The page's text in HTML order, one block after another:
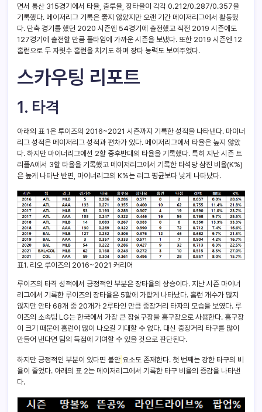
면서 통산 315경기에서 타율, 출루율, 장타율이 각각 0.212/0.287/0.357을
기록했다. 메이저리그 기록은 좋지 않았지만 오랜 기간 메이저리그에서 활동했
다. 단축 경기를 했던 2020 시즌엔 54경기에 출전했고 직전 2019 시즌에도
127경기에 출전할 만큼 풀타임에 가까운 시즌을 보냈다. 또한 2019 시즌엔 12
홈런으로 두 자릿수 홈런을 치기도 하며 장타 능력도 보여주었다.
스카우팅 리포트
1. 타격
아래의 표 1은 루이즈의 2016~2021 시즌까지 기록한 성적을 나타낸다. 마이너
리그 성적은 메이저리그 성적과 편차가 있다. 메이저리그에서 타율은 높지 않았
다. 하지만 마이너리그에선 2할 중후반대의 타율을 기록했다. 특히 지난 시즌 트
리플A에서 3할 타율을 기록했고 메이저리그에서 기록한 타석당 삼진 비율(K%)
은 높게 나타난 반면, 마이너리그의 K%는 리그 평균보다 낮게 나타났다.
표1. 리오 루이즈의 2016~2021 커리어
루이즈의 타격 성적에서 긍정적인 부분은 장타율의 상승이다. 지난 시즌 마이너
리그에서 기록한 루이즈의 장타율은 5할에 가깝게 나타났다. 홈런 개수가 많지
않지만 안타 68개 중 20개가 2루타인 만큼 중장거리 타자의 모습을 보였다. 루
이즈의 소속팀 LG는 한국에서 가장 큰 잠실구장을 홈구장으로 사용한다. 홈구장
이 크기 때문에 홈런이 많이 나오길 기대할 수 없다. 대신 중장거리 타구를 많이
만들어 낸다면 팀의 득점에 기여할 수 있을 것으로 판단된다.
하지만 긍정적인 부분이 있다면 불안 요소도 존재한다. 첫 번째는 강한 타구의 비
율이 줄었다. 아래의 표 2는 메이저리그에서 기록한 타구 비율의 증감을 나타낸
다.